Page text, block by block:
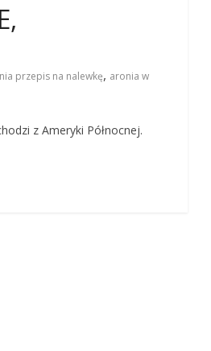
przepis na nalewkę, aronia w
z Ameryki Północnej.